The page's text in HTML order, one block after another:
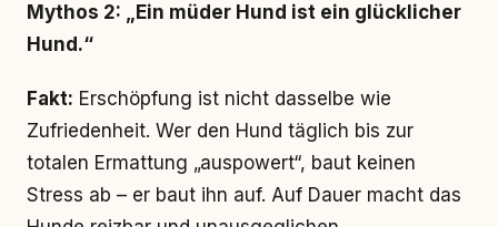
Mythos 2: „Ein müder Hund ist ein glücklicher
Hund.“
Fakt: Erschöpfung ist nicht dasselbe wie
Zufriedenheit. Wer den Hund täglich bis zur
totalen Ermattung „auspowert“, baut keinen
Stress ab – er baut ihn auf. Auf Dauer macht das